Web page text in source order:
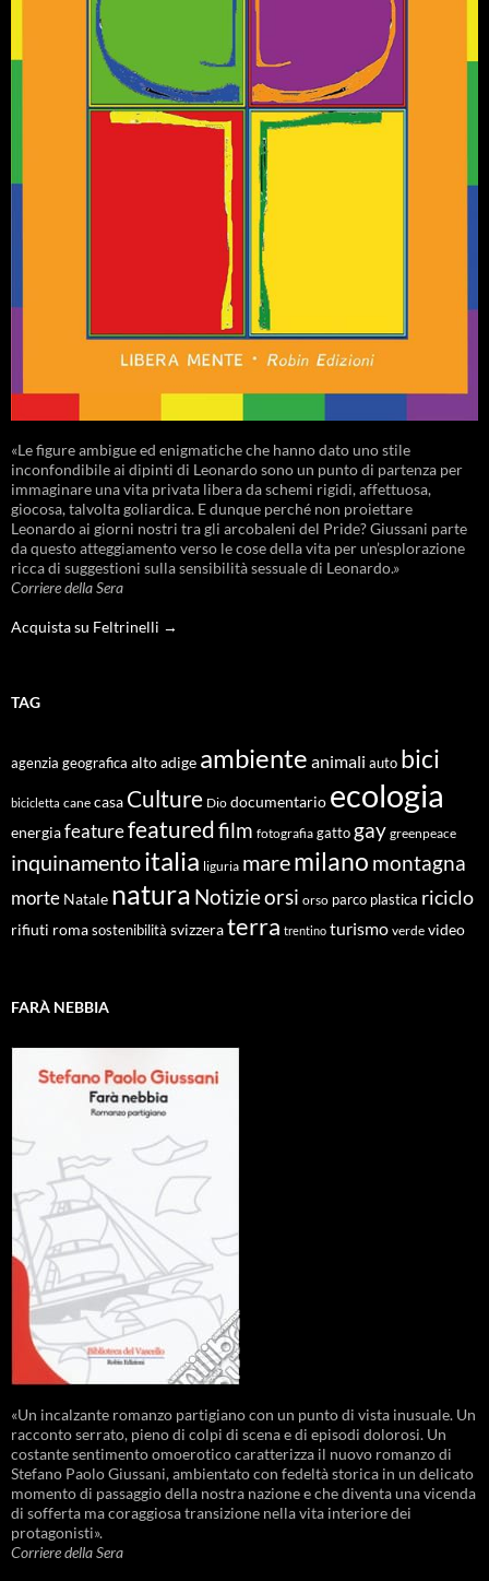
«Le figure ambigue ed enigmatiche che hanno dato uno stile
inconfondibile ai dipinti di Leonardo sono un punto di partenza per
immaginare una vita privata libera da schemi rigidi, affettuosa,
giocosa, talvolta goliardica. E dunque perché non proiettare
Leonardo ai giorni nostri tra gli arcobaleni del Pride? Giussani parte
da questo atteggiamento verso le cose della vita per un’esplorazione
ricca di suggestioni sulla sensibilità sessuale di Leonardo.»
Corriere della Sera
Acquista su Feltrinelli →
TAG
agenzia geografica alto adige ambiente animali auto bici
bicicletta cane casa Culture Dio documentario ecologia
energiafeaturefeaturedfilm fotografia gatto gay greenpeace
inquinamentoitalia liguria maremilano montagna
morte Natale natura Notizieorsi orso parco plastica riciclo
rifiuti roma sostenibilità svizzeraterra trentino turismo verde video
FARÀ NEBBIA
«Un incalzante romanzo partigiano con un punto di vista inusuale. Un
racconto serrato, pieno di colpi di scena e di episodi dolorosi. Un
costante sentimento omoerotico caratterizza il nuovo romanzo di
Stefano Paolo Giussani, ambientato con fedeltà storica in un delicato
momento di passaggio della nostra nazione e che diventa una vicenda
di sofferta ma coraggiosa transizione nella vita interiore dei
protagonisti».
Corriere della Sera